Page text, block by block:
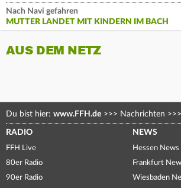
Nach Navi gefahren
MUTTER LANDET MIT KINDERN IM BACH
AUS DEM NETZ
Du bist hier: www.FFH.de >>> Nachrichten >>>
RADIO
FFH Live
80er Radio
90er Radio
NEWS
Hessen News
Frankfurt
Wiesbaden